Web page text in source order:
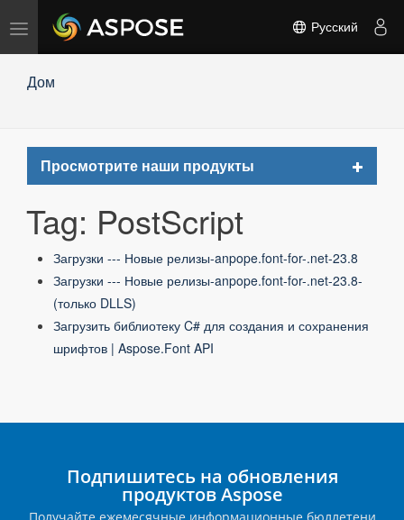
Переключить
навигацию
Русский
Дом
Просмотрите наши продукты
Toggle
Tag: PostScript
Загрузки --- Новые релизы-anpope.font-for-.net-23.8
Загрузки --- Новые релизы-anpope.font-for-.net-23.8-
(только DLLS)
Загрузить библиотеку C# для создания и сохранения
шрифтов | Aspose.Font API
Подпишитесь на обновления
продуктов Aspose